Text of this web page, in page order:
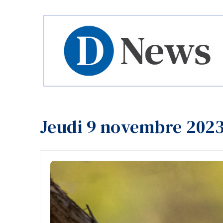
Jeudi 9 novembre